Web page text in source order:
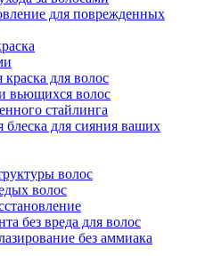
для поврежденных
для волос
вьющихся волос
стайлинга
для сияния ваших
волос
волос
без вреда для волос
без аммиака